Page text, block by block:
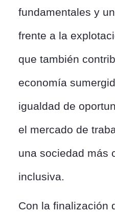
fundamentales y
frente a la
que también
economía
igualdad de
el mercado de
una sociedad más
inclusiva.
Con la finalización